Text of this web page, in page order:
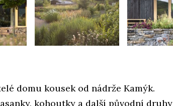
domu kousek od nádrže Kamýk.
kohoutky a další původní druhy